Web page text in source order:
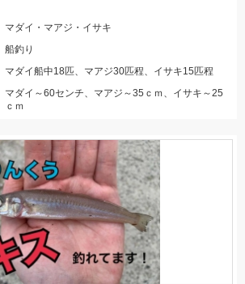
マダイ・マアジ・イサキ
船釣り
マダイ船中18匹、マアジ30匹程、イサキ15匹程
マダイ～60センチ、マアジ～35ｃｍ、イサキ～25
ｃｍ